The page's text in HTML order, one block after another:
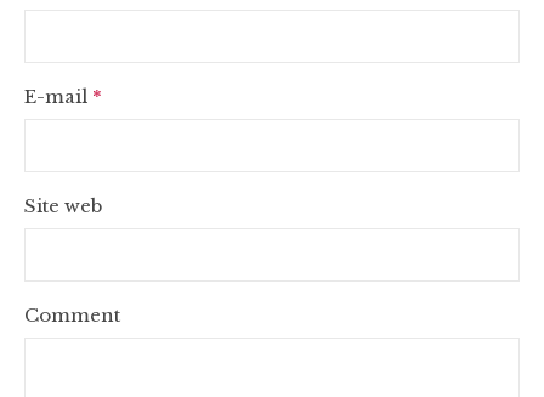
E-mail *
Site web
Comment